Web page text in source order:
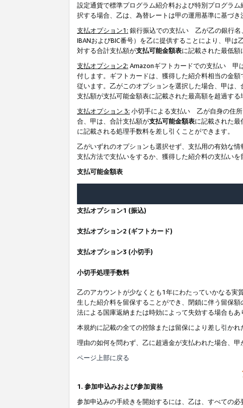
設定通貨で標準プログラム紹介料および特別プログラ
択する場合、乙は、為替レートは甲の運用基準に基づき
支払オプション1: 銀行振込での支払い 乙が乙の銀行名
IBANおよびBIC番号）を乙に提供することにより、甲
対する合計支払額が支払可能金額表に記載された最低額
支払オプション2: Amazonギフトカードでの支払い 甲
付します。ギフトカードは、獲得した紹介料相当の金
従います。乙がこのオプションを選択した場合、甲は、
支払額が支払可能金額表に記載された最高額を超過す
支払オプション 3: 小切手による支払い 乙が自身の住所
合、甲は、合計支払額が支払可能金額表に記載された
に記載される処理手数料を差し引くことができます。
乙がいずれのオプションも選択せず、支払用の有効な
支払方法で支払いをするか、獲得した紹介料の支払いを
支払可能金額表
支払オプション1 (振込)
支払オプション2 (ギフトカード)
支払オプション3 (小切手)
小切手処理手数料
乙のアカウントが少なくとも1年にわたっていかなる実
生した紹介料を留保することができ、閉鎖に伴う留保額
法による国庫返納または時効によって失効する場合もあ
本規約に記載の全ての控除または留保により差し引か
理由の如何を問わず、乙に超過金が支払われた場合、
ページ上部に戻る
1. 参加申込みおよび参加資格
参加申込みの手続きを開始するには、乙は、すべての